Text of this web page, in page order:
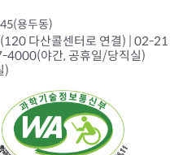
용두동)
다산콜센터로 연결) | 02-21
야간, 공휴일/당직실)
)